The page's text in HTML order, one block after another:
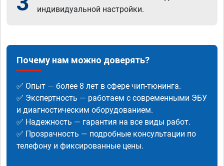
индивидуальной настройки.
Почему нам можно доверять?
✅ Опыт — более 8 лет в сфере чип-тюнинга.
✅ Экспертность — работаем с современными ЭБУ
и диагностическим оборудованием.
✅ Надежность — гарантия на все виды работ.
✅ Прозрачность — подробные консультации по
телефону и фиксированные цены.